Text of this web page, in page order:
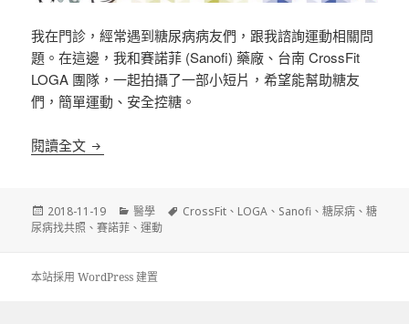
我在門診，經常遇到糖尿病病友們，跟我諮詢運動相關問
題。在這邊，我和賽諾菲 (Sanofi) 藥廠、台南 CrossFit
LOGA 團隊，一起拍攝了一部小短片，希望能幫助糖友
們，簡單運動、安全控糖。
閱讀全文 《糖尿病找共照》葉醫師 ft. 運動教練，快速解答「
發
佈
2018-11-19
分
類
醫學
標
CrossFit 、 LOGA 、 Sanofi 、糖尿病 、糖
尿病找共照 、賽諾菲 、運動
本站採用 WordPress 建置